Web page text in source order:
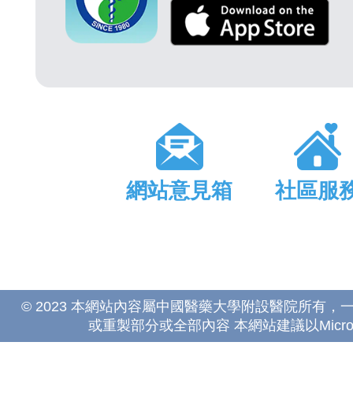
網站意見箱 社區服
© 2023 本網站內容屬中國醫藥大學附設醫院所有，
或重製部分或全部內容 本網站建議以